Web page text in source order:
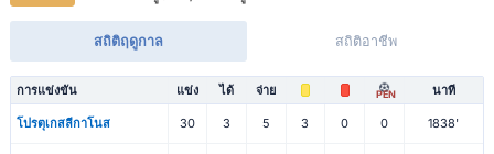
สถิติฤดูกาล สถิติอาชีพ
การแข่งขัน แข่ง ได้ จ่าย PEN นาที
โปรตุเกสลีกาโนส 30 3 5 3 0 0 1838'